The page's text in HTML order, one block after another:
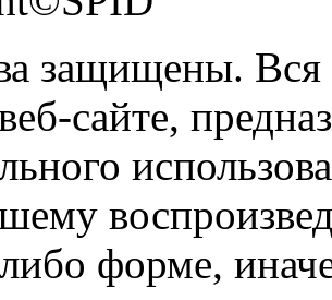
защищены.
сайте,
форме,